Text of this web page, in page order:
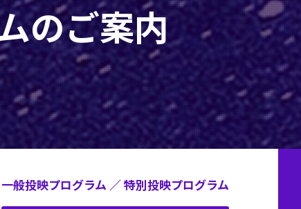
のご案内
一般投映プログラム ／ 特別投映プログラム